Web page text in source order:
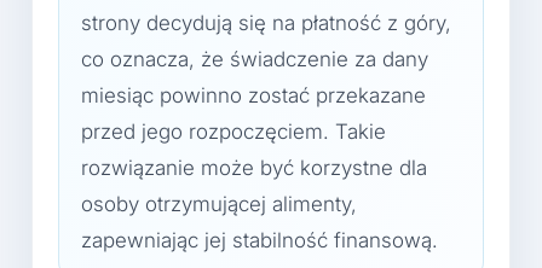
strony decydują się na płatność z góry,
co oznacza, że świadczenie za dany
miesiąc powinno zostać przekazane
przed jego rozpoczęciem. Takie
rozwiązanie może być korzystne dla
osoby otrzymującej alimenty,
zapewniając jej stabilność finansową.